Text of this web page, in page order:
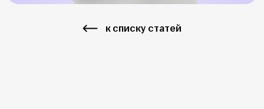
к списку статей